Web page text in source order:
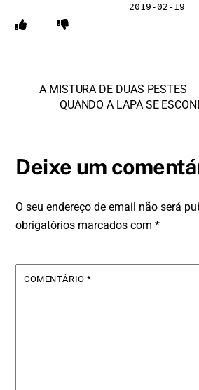
2019-02-19
A MISTURA DE DUAS PESTES
QUANDO A LAPA SE
Deixe um
O seu endereço de email não será
obrigatórios marcados com*
COMENTÁRIO*